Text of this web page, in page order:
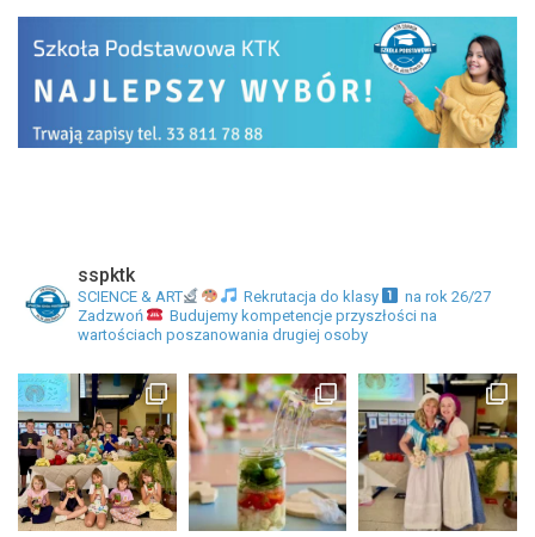
sspktk
SCIENCE & ART Rekrutacja do klasy
na rok 26/27
Zadzwoń
Budujemy kompetencje przyszłości na
wartościach poszanowania drugiej osoby